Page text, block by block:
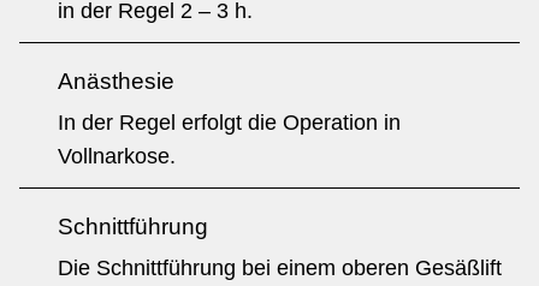
in der Regel 2 – 3 h.
Anästhesie
In der Regel erfolgt die Operation in
Vollnarkose.
Schnittführung
Die Schnittführung bei einem oberen Gesäßlift